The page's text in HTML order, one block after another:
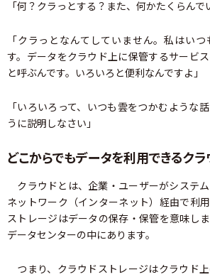
「何？クラっとする？また、何かたくらんで
「クラっとなんてしていません。私はい
す。データをクラウド上に保管するサービ
と呼ぶんです。いろいろと便利なんですよ」
「いろいろって、いつも雲をつかむような
うに説明しなさい」
どこからでもデータを利用できるク
クラウドとは、企業・ユーザーがシステ
ネットワーク（インターネット）経由で利
ストレージはデータの保存・保管を意味し
データセンターの中にあります。
つまり、クラウドストレージはクラウド